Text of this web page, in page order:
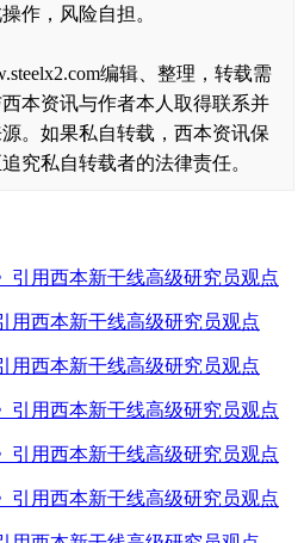
作，风险自担。
编辑、整理，转载需
本资讯与作者本人取得联系并
。如果私自转载，西本资讯保
究私自转载者的法律责任。
引用西本新干线高级研究员观点
用西本新干线高级研究员观点
用西本新干线高级研究员观点
引用西本新干线高级研究员观点
引用西本新干线高级研究员观点
引用西本新干线高级研究员观点